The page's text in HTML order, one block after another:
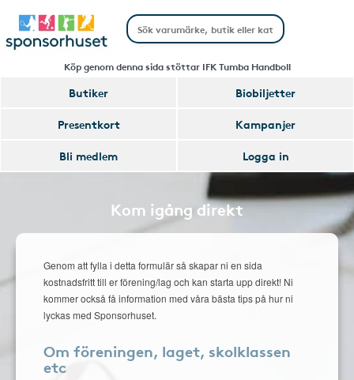
Köp genom denna sida stöttar IFK Tumba Handboll
Butiker
Biobiljetter
Presentkort
Kampanjer
Bli medlem
Logga in
Kom igång direkt
Genom att fylla i detta formulär så skapar ni en sida
kostnadsfritt till er förening/lag och kan starta upp direkt! Ni
kommer också få information med våra bästa tips på hur ni
lyckas med Sponsorhuset.
Om föreningen, laget, skolklassen
etc